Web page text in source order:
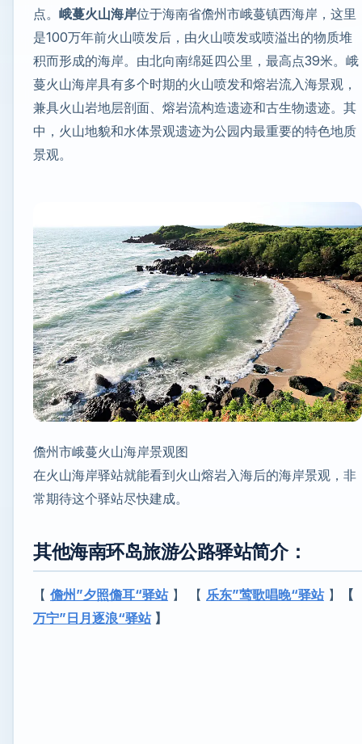
点。 峨蔓火山海岸位于海南省儋州市峨蔓镇西海岸，这里
是100万年前火山喷发后，由火山喷发或喷溢出的物质堆
积而形成的海岸。由北向南绵延四公里，最高点39米。峨
蔓火山海岸具有多个时期的火山喷发和熔岩流入海景观，
兼具火山岩地层剖面、熔岩流构造遗迹和古生物遗迹。其
中，火山地貌和水体景观遗迹为公园内最重要的特色地质
景观。
儋州市峨蔓火山海岸景观图
在火山海岸驿站就能看到火山熔岩入海后的海岸景观，非
常期待这个驿站尽快建成。
其他海南环岛旅游公路驿站简介：
【 儋州”夕照儋耳“驿站】 【 乐东”莺歌唱晚“驿站】
【
万宁”日月逐浪“驿站】